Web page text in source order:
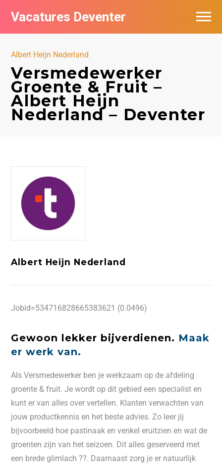
Vacatures Deventer
Albert Heijn Nederland
Versmedewerker
Groente & Fruit –
Albert Heijn
Nederland – Deventer
Albert Heijn Nederland
Jobid=534716828665383621 (0.0496)
Gewoon lekker bijverdienen. Maak
er werk van.
Als Versmedewerker ben je werkzaam op de afdeling
groente & fruit. Je wordt op dit gebied een specialist en
kunt er van alles over vertellen. Klanten verwachten van
jouw productkennis en het beste advies. Zo leer jij
bijvoorbeeld hoe pastinaak en venkel eruitzien en wat de
groenten zijn van het seizoen. Dit alles geserveerd met
een brede glimlach ??. Daarnaast zorg je er natuurlijk
Vacatures per bedrijf in Deventer
De populairste vacatures in Deventer
Nieuwsbrief feed